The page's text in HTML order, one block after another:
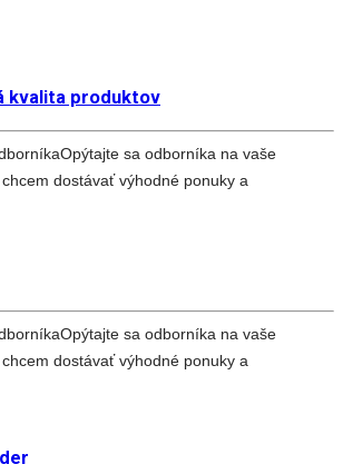
kvalita produktov
sa odborníka na vaše
dostávať výhodné ponuky a
sa odborníka na vaše
dostávať výhodné ponuky a